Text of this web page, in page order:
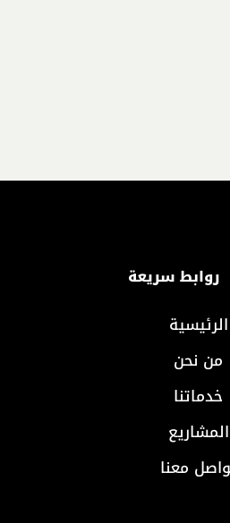
روابط سريعة
الرئيسية
من نحن
خدماتنا
المشاريع
معنا